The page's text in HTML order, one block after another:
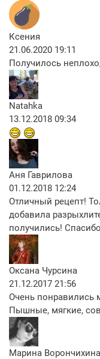
Ксения
21.06.2020 19:11
Получилось
Natahka
13.12.2018 09:34
Аня Гаврилова
01.12.2018 12:24
Отличный рецепт!
добавила
получились! Спасибо
Оксана Чурсина
21.12.2017 21:56
Очень понравились
Пышные, мягкие,
Марина Ворончихина